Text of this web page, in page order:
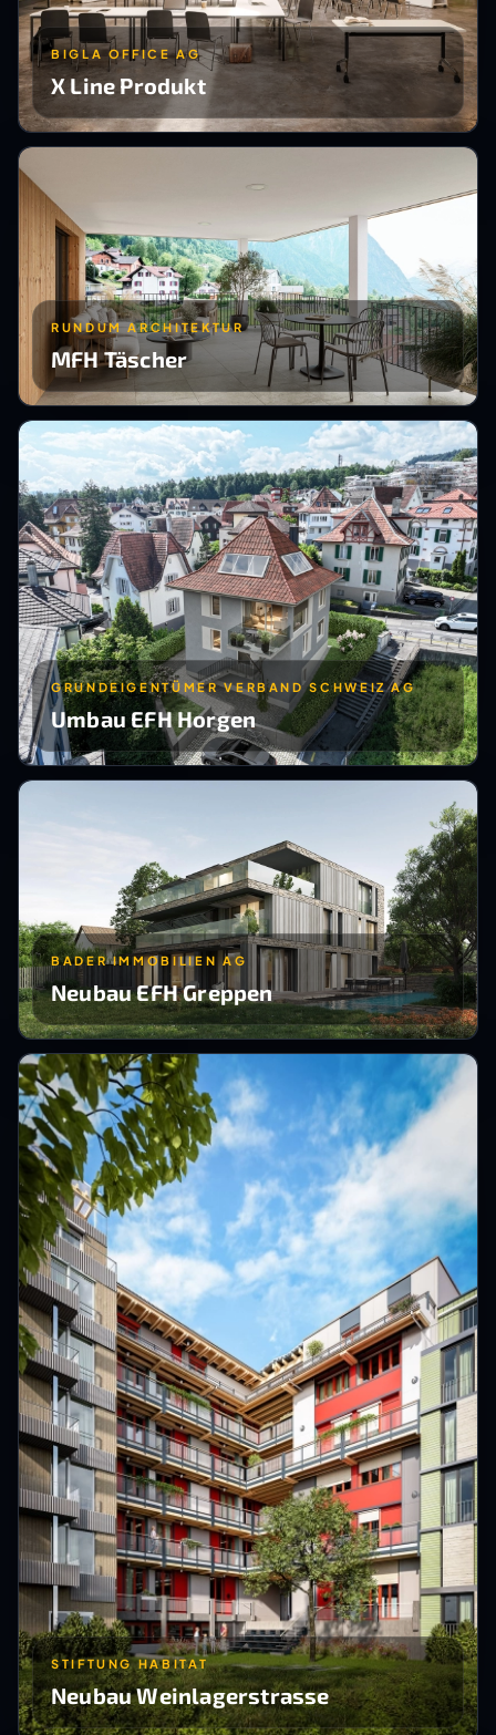
BIGLA OFFICE AG
X Line Produkt
RUNDUM ARCHITEKTUR
MFH Täscher
GRUNDEIGENTÜMER VERBAND SCHWEIZ AG
Umbau EFH Horgen
BADER IMMOBILIEN AG
Neubau EFH Greppen
STIFTUNG HABITAT
Neubau Weinlagerstrasse